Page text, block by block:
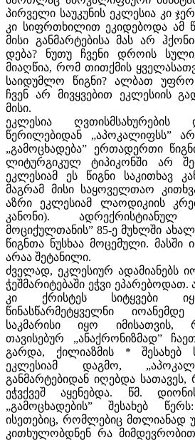
პირველი საუკუნის ეკლესია კი
კი სიფრთხილით ეკიდებოდა ამ
მისი განმარტებისა მას არ
დება? ნუთუ ჩვენი დროის
მიაღწია, რომ თითქმის
საიდუმლო წიგნი? ალბათ უფრო
ჩვენ არ მივყვებით ეკლესიის
მისი.
ეკლესია
წერილებიდან „აპოკალიფსს”
„გამოცხადება” ერთადერთი
ლიტურგიკულ ტიპიკონში არ
ეკლესიამ ეს წიგნი საკითხავ
მაგრამ მისი საყოველთაო
აზრი ეკლესიამ ლაოდიკიის
კანონი).
მოციქულთანის” 85-ე მუხლში
წიგნთა ნუსხაა მოცემული. მასში
არაა შეტანილი.
ძველად, ეკლესიურ ადამიანებს
ჭეშმარიტებაში ეჭვი ეპარებოდათ.
კი ქრისტეს სიტყვები
წინასწარმეტყველნი
საკმარისი იყო იმისათვის,
თავისებურ „ანაქრონიზმად”
გარდა, ქილიაზმის * შესახებ
ეკლესიამ დაგმო,
განმარტებიდან იღებდა სათავეს,
ეჭვქვეშ აყენებდა. წმ.
„გამოცხადების” შესახებ
ისეთებიც, რომლებიც მთლიანად
კითხულობდნენ რა